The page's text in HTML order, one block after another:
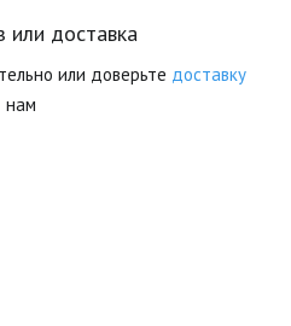
или доставка
или доверьте доставку
нам